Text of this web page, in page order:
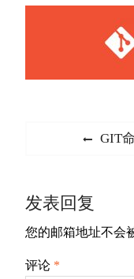
航
GIT
发表回复
您的邮箱地址不会
评论 *